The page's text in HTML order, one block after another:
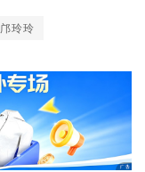
邝玲玲